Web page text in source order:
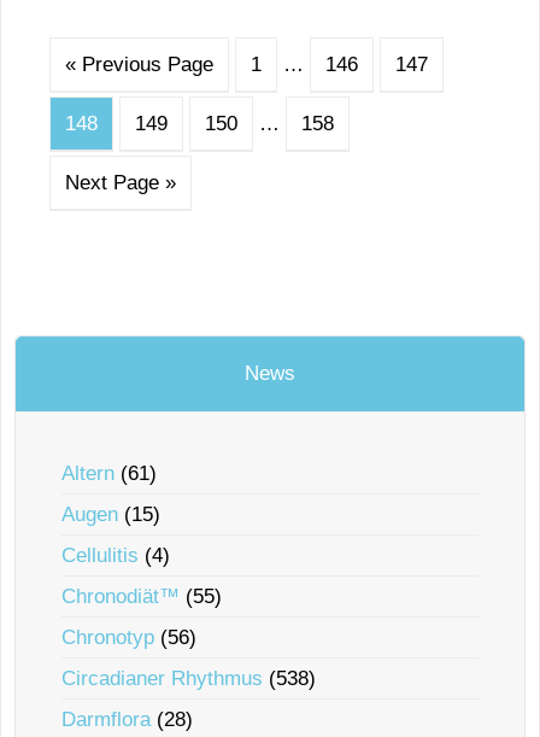
« Previous Page 1 … 146 147
148 149 150 … 158
Next Page »
News
Altern (61)
Augen (15)
Cellulitis (4)
Chronodiät™ (55)
Chronotyp (56)
Circadianer Rhythmus (538)
Darmflora(28)